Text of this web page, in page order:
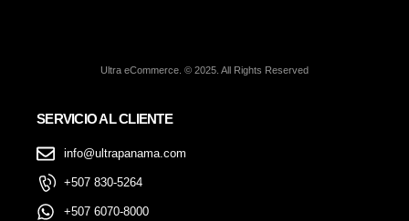
Ultra eCommerce. © 2025. All Rights Reserved
SERVICIO AL CLIENTE
info@ultrapanama.com
+507 830-5264
+507 6070-8000